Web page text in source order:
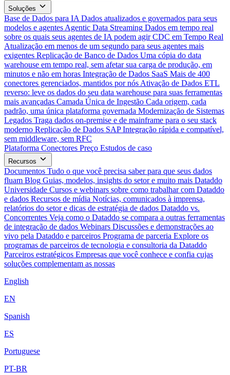
Soluções
Base de Dados para IA Dados atualizados e governados para seus
modelos e agentes Agentic Data Streaming Dados em tempo real
sobre os quais seus agentes de IA podem agir CDC em Tempo Real
Atualização em menos de um segundo para seus agentes mais
exigentes Replicação de Banco de Dados Uma cópia do data
warehouse em tempo real, sem afetar sua carga de produção, em
minutos e não em horas Integração de Dados SaaS Mais de 400
conectores gerenciados, mantidos por nós Ativação de Dados ETL
reverso: leve os dados do seu data warehouse para suas ferramentas
mais avançadas Camada Única de Ingestão Cada origem, cada
padrão, uma única plataforma governada Modernização de Sistemas
Legados Traga dados on-premise e de mainframe para o seu stack
moderno Replicação de Dados SAP Integração rápida e compatível,
sem middleware, sem RFC
Plataforma Conectores Preço Estudos de caso
Recursos
Documentos Tudo o que você precisa saber para que seus dados
fluam Blog Guias, modelos, insights do setor e muito mais Dataddo
Universidade Cursos e webinars sobre como trabalhar com Dataddo
e dados Recursos de mídia Notícias, comunicados à imprensa,
relatórios do setor e dicas de estratégia de dados Dataddo vs.
Concorrentes Veja como o Dataddo se compara a outras ferramentas
de integração de dados Webinars Discussões e demonstrações ao
vivo pela Dataddo e parceiros Programa de parceria Explore os
programas de parceiros de tecnologia e consultoria da Dataddo
Parceiros estratégicos Empresas que você conhece e confia cujas
soluções complementam as nossas
English
EN
Spanish
ES
Portuguese
PT-BR